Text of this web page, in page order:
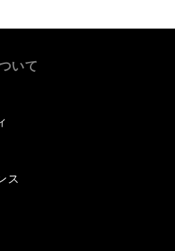
いて
ス